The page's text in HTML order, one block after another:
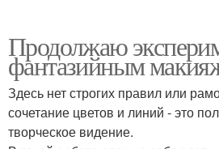
Продолжаю
фантазийным
Здесь нет строгих правил или
сочетание цветов и линий - это
творческое видение.